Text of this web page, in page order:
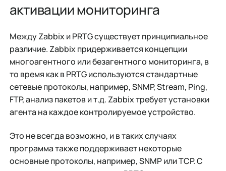
активации мониторинга
Между Zabbix и PRTG существует принципиальное
различие. Zabbix придерживается концепции
многоагентного или безагентного мониторинга, в
то время как в PRTG используются стандартные
сетевые протоколы, например, SNMP, Stream, Ping,
FTP, анализ пакетов и т.д. Zabbix требует установки
агента на каждое контролируемое устройство.
Это не всегда возможно, и в таких случаях
программа также поддерживает некоторые
основные протоколы, например, SNMP или TCP. С